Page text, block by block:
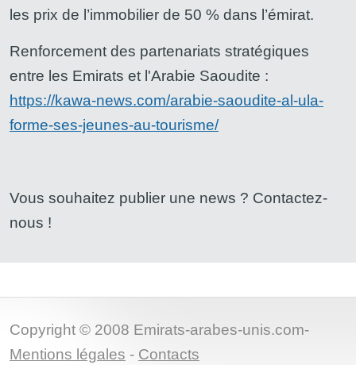
les prix de l’immobilier de 50 % dans l’émirat.
Renforcement des partenariats stratégiques
entre les Emirats et l'Arabie Saoudite :
https://kawa-news.com/arabie-saoudite-al-ula-
forme-ses-jeunes-au-tourisme/
Vous souhaitez publier une news ? Contactez-
nous !
Copyright © 2008 Emirats-arabes-unis.com-
Mentions légales - Contacts